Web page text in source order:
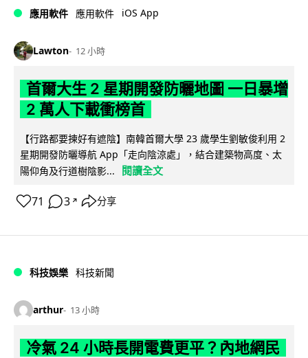
應用軟件 應用軟件 iOS App
Lawton 12 小時
首爾大生 2 星期開發防曬地圖 一日暴增
2 萬人下載衝榜首
【行路都要揀好有遮陰】南韓首爾大學 23 歲學生劉敏俊利用 2
星期開發防曬導航 App「走向陰涼處」，結合建築物高度、太
陽仰角及行道樹陰影...
閱讀全文
71 3 ↗ 分享
科技娛樂 科技新聞
arthur 13 小時
冷氣 24 小時長開電費更平？內地網民